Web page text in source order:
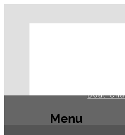
Boat
Menu